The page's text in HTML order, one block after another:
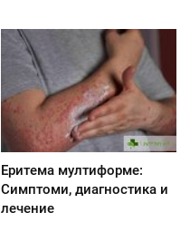
Еритема мултиформе:
Симптоми, диагностика и
лечение